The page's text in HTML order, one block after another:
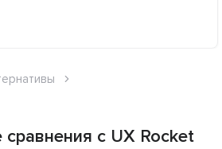
с UX Rocket